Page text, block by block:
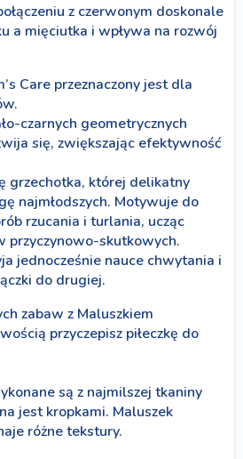
z czerwonym doskonale
a mięciutka i wpływa na rozwój
Care przeznaczony jest dla
czarnych geometrycznych
się, zwiększając efektywność
grzechotka, której delikatny
najmłodszych. Motywuje do
rzucania i turlania, ucząc
przyczynowo-skutkowych.
jednocześnie nauce chwytania i
do drugiej.
zabaw z Maluszkiem
przyczepisz piłeczkę do
są z najmilszej tkaniny
jest kropkami. Maluszek
różne tekstury.